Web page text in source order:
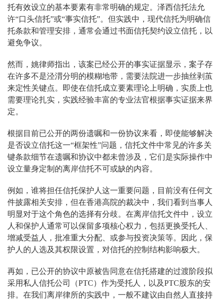
托有效设立的基本要素有非常明确的规定。泽西信托法允
许“口头信托”或“事实信托”。但实践中，现代信托为明确信
托条款和管理安排，通常会通过书面信托契约设立信托，以
避免争议。
然而，姚律师指出，该案已经公开的事实证据显示，案子存
在许多不是泾渭分明的模糊地带，需要法院进一步抽丝剥茧
来定性关键点。即使在信托成立要素理论上明确，实质上也
需要理论扎实，实践经验丰富的专业法官根据事实证据来界
定。
根据目前已公开的两份遗嘱和一份协议来看，即使能够解决
是否设立信托这一“框架性”问题，信托文件中常见的许多关
键条款细节在遗嘱和协议中都未曾涉及，它们是实际操作中
设立量身定制的离岸信托不可或缺的内容。
例如，谁将担任信托保护人这一重要问题，目前没有任何文
件披露相关安排，但在香港高院的裁决中，我们看到当事人
明显对于这个角色的选择有分歧。在离岸信托文件中，设立
人和保护人通常可以保留多项核心权力，包括更换受托人、
增减受益人，批准重大分配、或参与投资决策等。因此，保
护人的人选及其权限设置，对信托的控制结构影响极大。
再如，已公开的协议中原被告同意在信托搭建的过渡阶段拟
采用私人信托公司（PTC）作为受托人，以及PTC股东的安
排。在我们离岸律所的实践中，一般不建议由自然人直接持